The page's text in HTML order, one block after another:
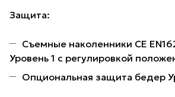
Защита:
Съемные наколенники CE
Уровень 1 с регулировкой
Опциональная защита бедер